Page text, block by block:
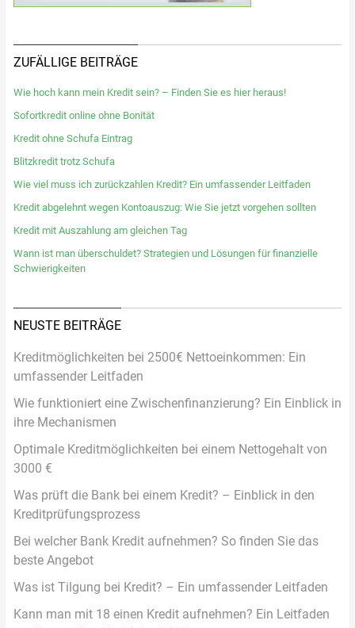
ZUFÄLLIGE BEITRÄGE
Wie hoch kann mein Kredit sein? – Finden Sie es hier heraus!
Sofortkredit online ohne Bonität
Kredit ohne Schufa Eintrag
Blitzkredit trotz Schufa
Wie viel muss ich zurückzahlen Kredit? Ein umfassender Leitfaden
Kredit abgelehnt wegen Kontoauszug: Wie Sie jetzt vorgehen sollten
Kredit mit Auszahlung am gleichen Tag
Wann ist man überschuldet? Strategien und Lösungen für finanzielle
Schwierigkeiten
NEUSTE BEITRÄGE
Kreditmöglichkeiten bei 2500€ Nettoeinkommen: Ein
umfassender Leitfaden
Wie funktioniert eine Zwischenfinanzierung? Ein Einblick in
ihre Mechanismen
Optimale Kreditmöglichkeiten bei einem Nettogehalt von
3000 €
Was prüft die Bank bei einem Kredit? – Einblick in den
Kreditprüfungsprozess
Bei welcher Bank Kredit aufnehmen? So finden Sie das
beste Angebot
Was ist Tilgung bei Kredit? – Ein umfassender Leitfaden
Kann man mit 18 einen Kredit aufnehmen? Ein Leitfaden